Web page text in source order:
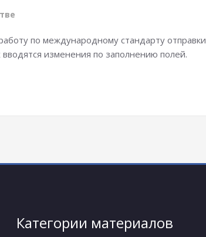
по международному стандарту отправки
изменения по заполнению полей.
Категории материалов